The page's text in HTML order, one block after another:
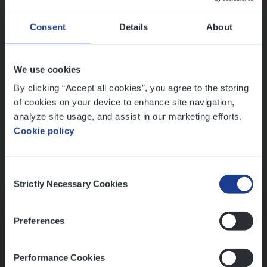
Consent Details About
We use cookies
By clicking “Accept all cookies”, you agree to the storing
of cookies on your device to enhance site navigation,
analyze site usage, and assist in our marketing efforts.
Cookie policy
Selection
Strictly Necessary Cookies
Preferences
Performance Cookies
Ons sollicitatieproces